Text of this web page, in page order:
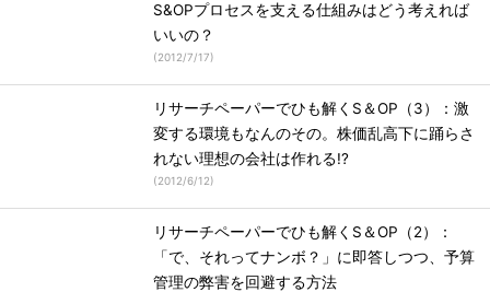
S&OPプロセスを支える仕組みはどう考えれば
いいの？
(2012/7/17)
リサーチペーパーでひも解くS＆OP（3）：激
変する環境もなんのその。株価乱高下に踊らさ
れない理想の会社は作れる!?
(2012/6/12)
リサーチペーパーでひも解くS＆OP（2）：
「で、それってナンボ？」に即答しつつ、予算
管理の弊害を回避する方法